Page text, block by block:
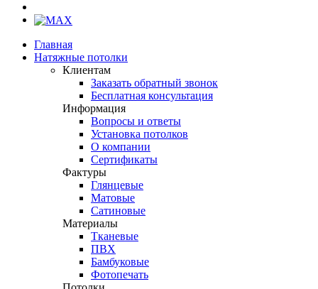
Главная
Натяжные потолки
Клиентам
Заказать обратный звонок
Бесплатная консультация
Информация
Вопросы и ответы
Установка потолков
О компании
Сертификаты
Фактуры
Глянцевые
Матовые
Сатиновые
Материалы
Тканевые
ПВХ
Бамбуковые
Фотопечать